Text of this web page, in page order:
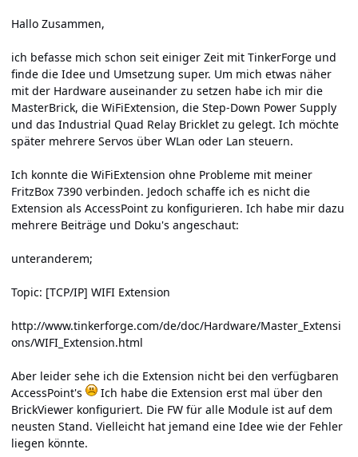
Hallo Zusammen,
ich befasse mich schon seit einiger Zeit mit TinkerForge und
finde die Idee und Umsetzung super. Um mich etwas näher
mit der Hardware auseinander zu setzen habe ich mir die
MasterBrick, die WiFiExtension, die Step-Down Power Supply
und das Industrial Quad Relay Bricklet zu gelegt. Ich möchte
später mehrere Servos über WLan oder Lan steuern.
Ich konnte die WiFiExtension ohne Probleme mit meiner
FritzBox 7390 verbinden. Jedoch schaffe ich es nicht die
Extension als AccessPoint zu konfigurieren. Ich habe mir dazu
mehrere Beiträge und Doku's angeschaut:
unteranderem;
Topic: [TCP/IP] WIFI Extension
http://www.tinkerforge.com/de/doc/Hardware/Master_Extensi
ons/WIFI_Extension.html
Aber leider sehe ich die Extension nicht bei den verfügbaren
AccessPoint's
Ich habe die Extension erst mal über den
BrickViewer konfiguriert. Die FW für alle Module ist auf dem
neusten Stand. Vielleicht hat jemand eine Idee wie der Fehler
liegen könnte.